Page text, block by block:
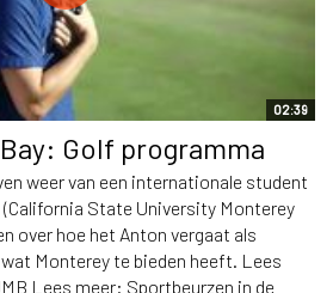
02:39
Golf programma
weer van een internationale student
(California State University Monterey
over hoe het Anton vergaat als
Monterey te bieden heeft. Lees
Lees meer: Sportbeurzen in de